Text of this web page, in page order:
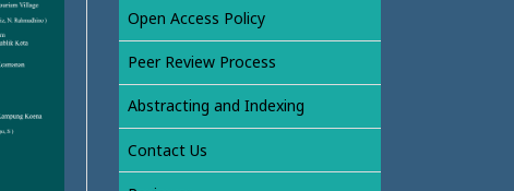
Open Access Policy
Peer Review Process
Abstracting and Indexing
Contact Us